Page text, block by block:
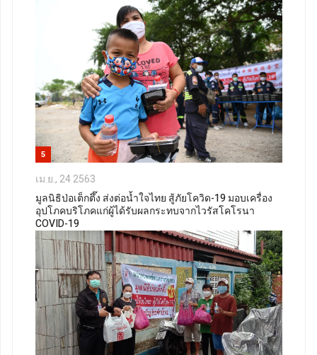
5
เม.ย., 24 2563
มูลนิธิป่อเต็กตึ๊ง ส่งต่อน้ำใจไทย สู้ภัยโควิด-19 มอบเครื่อง
อุปโภคบริโภคแก่ผู้ได้รับผลกระทบจากไวรัสโคโรนา
COVID-19